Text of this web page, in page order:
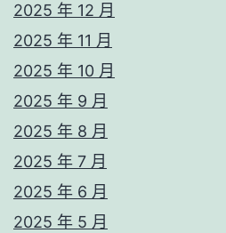
2025 年 12 月
2025 年 11 月
2025 年 10 月
2025 年 9 月
2025 年 8 月
2025 年 7 月
2025 年 6 月
2025 年 5 月